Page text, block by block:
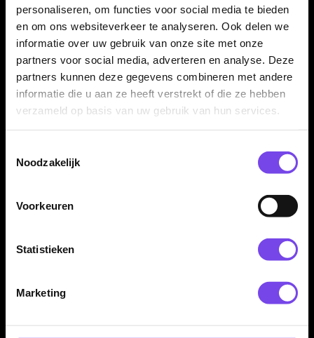
personaliseren, om functies voor social media te bieden
en om ons websiteverkeer te analyseren. Ook delen we
informatie over uw gebruik van onze site met onze
partners voor social media, adverteren en analyse. Deze
partners kunnen deze gegevens combineren met andere
informatie die u aan ze heeft verstrekt of die ze hebben
verzameld op basis van uw gebruik van hun services.
Noodzakelijk
Voorkeuren
Statistieken
Marketing
Compatibiliteit altijd controleren
Controleer voor aankoop of je dartbarrels geschikt zijn voor
het Caliburn EVO schroef-/spigot-systeem. Zonder passende
spigots kunnen deze punten niet correct worden gebruikt.
Spigots en tool niet inbegrepen
Points Ripple No Lip Gold. De benodigde Caliburn EVO
accessoires worden niet meegeleverd en moeten apart